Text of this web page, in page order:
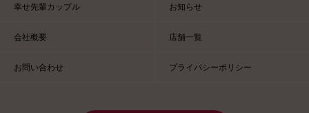
幸せ先輩カップル お知らせ
会社概要 店舗一覧
お問い合わせ プライバシーポリシー